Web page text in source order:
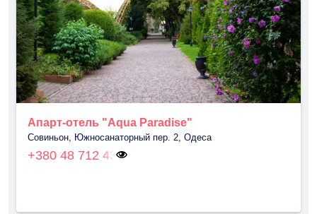
Апарт-отель "Aqua Paradise"
Совиньон, Южносанаторный пер. 2, Одеса
+380 48 712 43